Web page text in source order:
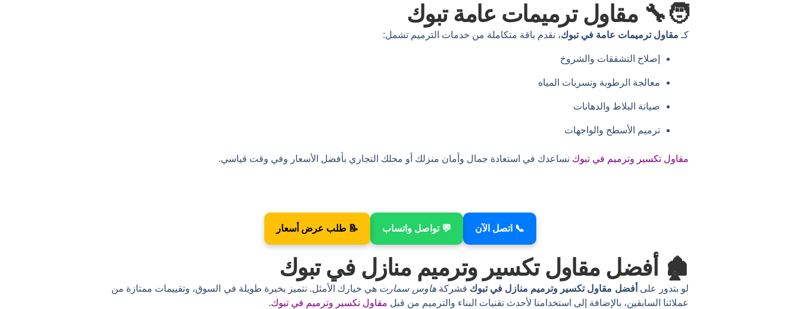
🧑‍🔧 مقاول ترميمات عامة تبوك
كـ مقاول ترميمات عامة في تبوك، نقدم باقة متكاملة من خدمات الترميم تشمل:
إصلاح التشققات والشروخ
معالجة الرطوبة وتسربات المياه
صيانة البلاط والدهانات
ترميم الأسطح والواجهات
مقاول تكسير وترميم في تبوك نساعدك في استعادة جمال وأمان منزلك أو محلك التجاري بأفضل الأسعار وفي وقت قياسي.
📞 اتصل الآن 💬 تواصل واتساب 📝 طلب عرض أسعار
🏚️ أفضل مقاول تكسير وترميم منازل في تبوك
لو بتدور على أفضل مقاول تكسير وترميم منازل في تبوك فشركةهاوس سمارت هي خيارك الأمثل. نتميز بخبرة طويلة في السوق، وتقييمات ممتازة من
عملائنا السابقين، بالإضافة إلى استخدامنا لأحدث تقنيات البناء والترميم من قبل مقاول تكسير وترميم في تبوك.